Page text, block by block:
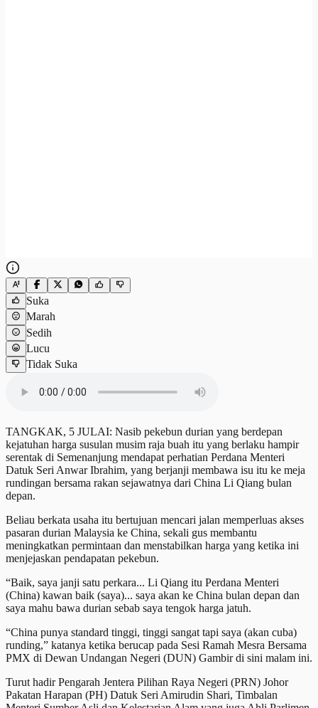
Suka
Marah
Sedih
Lucu
Tidak Suka
TANGKAK, 5 JULAI: Nasib pekebun durian yang berdepan
kejatuhan harga susulan musim raja buah itu yang berlaku hampir
serentak di Semenanjung mendapat perhatian Perdana Menteri
Datuk Seri Anwar Ibrahim, yang berjanji membawa isu itu ke meja
rundingan bersama rakan sejawatnya dari China Li Qiang bulan
depan.
Beliau berkata usaha itu bertujuan mencari jalan memperluas akses
pasaran durian Malaysia ke China, sekali gus membantu
meningkatkan permintaan dan menstabilkan harga yang ketika ini
menjejaskan pendapatan pekebun.
“Baik, saya janji satu perkara... Li Qiang itu Perdana Menteri
(China) kawan baik (saya)... saya akan ke China bulan depan dan
saya mahu bawa durian sebab saya tengok harga jatuh.
“China punya standard tinggi, tinggi sangat tapi saya (akan cuba)
runding,” katanya ketika berucap pada Sesi Ramah Mesra Bersama
PMX di Dewan Undangan Negeri (DUN) Gambir di sini malam ini.
Turut hadir Pengarah Jentera Pilihan Raya Negeri (PRN) Johor
Pakatan Harapan (PH) Datuk Seri Amirudin Shari, Timbalan